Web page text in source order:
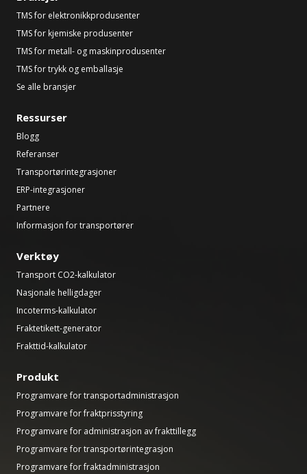
TMS for elektronikkprodusenter
TMS for kjemiske produsenter
TMS for metall- og maskinprodusenter
TMS for trykk og emballasje
Se alle bransjer
Ressurser
Blogg
Referanser
Transportørintegrasjoner
ERP-integrasjoner
Partnere
Informasjon for transportører
Verktøy
Transport CO2-kalkulator
Nasjonale helligdager
Incoterms-kalkulator
Fraktetikett-generator
Frakttid-kalkulator
Produkt
Programvare for transportadministrasjon
Programvare for fraktprisstyring
Programvare for administrasjon av frakttillegg
Programvare for transportørintegrasjon
Programvare for fraktadministrasjon